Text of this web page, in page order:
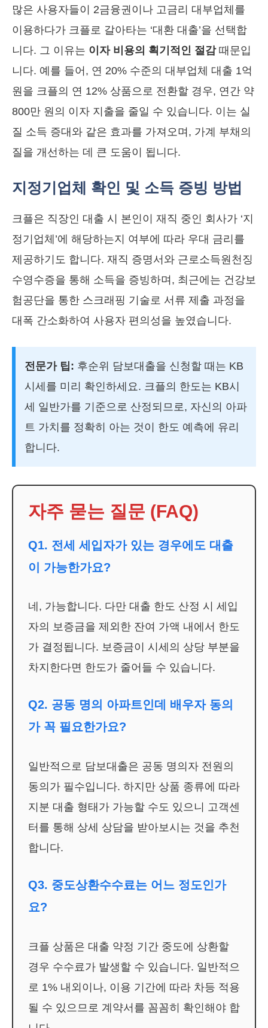
많은 사용자들이 2금융권이나 고금리 대부업체를
이용하다가 크플로 갈아타는 ‘대환 대출’을 선택합
니다. 그 이유는 이자 비용의 획기적인 절감때문입
니다. 예를 들어, 연 20% 수준의 대부업체 대출 1억
원을 크플의 연 12% 상품으로 전환할 경우, 연간 약
800만 원의 이자 지출을 줄일 수 있습니다. 이는 실
질 소득 증대와 같은 효과를 가져오며, 가계 부채의
질을 개선하는 데 큰 도움이 됩니다.
지정기업체 확인 및 소득 증빙 방법
크플은 직장인 대출 시 본인이 재직 중인 회사가 ‘지
정기업체’에 해당하는지 여부에 따라 우대 금리를
제공하기도 합니다. 재직 증명서와 근로소득원천징
수영수증을 통해 소득을 증빙하며, 최근에는 건강보
험공단을 통한 스크래핑 기술로 서류 제출 과정을
대폭 간소화하여 사용자 편의성을 높였습니다.
전문가 팁: 후순위 담보대출을 신청할 때는 KB
시세를 미리 확인하세요. 크플의 한도는 KB시
세 일반가를 기준으로 산정되므로, 자신의 아파
트 가치를 정확히 아는 것이 한도 예측에 유리
합니다.
자주 묻는 질문 (FAQ)
Q1. 전세 세입자가 있는 경우에도 대출
이 가능한가요?
네, 가능합니다. 다만 대출 한도 산정 시 세입
자의 보증금을 제외한 잔여 가액 내에서 한도
가 결정됩니다. 보증금이 시세의 상당 부분을
차지한다면 한도가 줄어들 수 있습니다.
Q2. 공동 명의 아파트인데 배우자 동의
가 꼭 필요한가요?
일반적으로 담보대출은 공동 명의자 전원의
동의가 필수입니다. 하지만 상품 종류에 따라
지분 대출 형태가 가능할 수도 있으니 고객센
터를 통해 상세 상담을 받아보시는 것을 추천
합니다.
Q3. 중도상환수수료는 어느 정도인가
요?
크플 상품은 대출 약정 기간 중도에 상환할
경우 수수료가 발생할 수 있습니다. 일반적으
로 1% 내외이나, 이용 기간에 따라 차등 적용
될 수 있으므로 계약서를 꼼꼼히 확인해야 합